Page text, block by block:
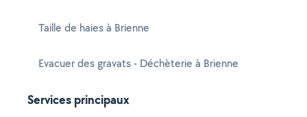
Taille de haies à Brienne
Evacuer des gravats - Déchèterie à Brienne
Services principaux